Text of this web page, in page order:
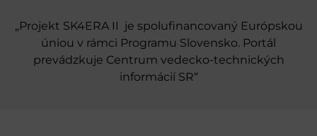
„Projekt SK4ERA II je spolufinancovaný Európskou
úniou v rámci Programu Slovensko. Portál
prevádzkuje Centrum vedecko-technických
informácií SR“